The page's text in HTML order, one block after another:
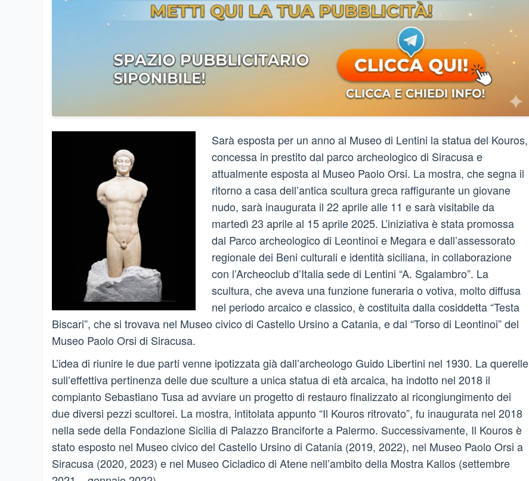
Sarà esposta per un anno al Museo di Lentini la statua del Kouros,
concessa in prestito dal parco archeologico di Siracusa e
attualmente esposta al Museo Paolo Orsi. La mostra, che segna il
ritorno a casa dell’antica scultura greca raffigurante un giovane
nudo, sarà inaugurata il 22 aprile alle 11 e sarà visitabile da
martedì 23 aprile al 15 aprile 2025. L’iniziativa è stata promossa
dal Parco archeologico di Leontinoi e Megara e dall’assessorato
regionale dei Beni culturali e identità siciliana, in collaborazione
con l’Archeoclub d’Italia sede di Lentini “A. Sgalambro”. La
scultura, che aveva una funzione funeraria o votiva, molto diffusa
nel periodo arcaico e classico, è costituita dalla cosiddetta “Testa
Biscari”, che si trovava nel Museo civico di Castello Ursino a Catania, e dal “Torso di Leontinoi” del
Museo Paolo Orsi di Siracusa.
L’idea di riunire le due parti venne ipotizzata già dall’archeologo Guido Libertini nel 1930. La querelle
sull’effettiva pertinenza delle due sculture a unica statua di età arcaica, ha indotto nel 2018 il
compianto Sebastiano Tusa ad avviare un progetto di restauro finalizzato al ricongiungimento dei
due diversi pezzi scultorei. La mostra, intitolata appunto “Il Kouros ritrovato”, fu inaugurata nel 2018
nella sede della Fondazione Sicilia di Palazzo Branciforte a Palermo. Successivamente, Il Kouros è
stato esposto nel Museo civico del Castello Ursino di Catania (2019, 2022), nel Museo Paolo Orsi a
Siracusa (2020, 2023) e nel Museo Cicladico di Atene nell’ambito della Mostra Kallos (settembre